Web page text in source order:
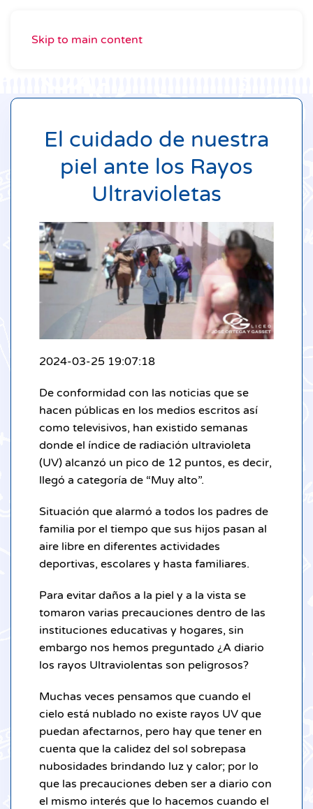
Skip to main content
El cuidado de nuestra
piel ante los Rayos
Ultravioletas
2024-03-25 19:07:18
De conformidad con las noticias que se
hacen públicas en los medios escritos así
como televisivos, han existido semanas
donde el índice de radiación ultravioleta
(UV) alcanzó un pico de 12 puntos, es decir,
llegó a categoría de “Muy alto”.
Situación que alarmó a todos los padres de
familia por el tiempo que sus hijos pasan al
aire libre en diferentes actividades
deportivas, escolares y hasta familiares.
Para evitar daños a la piel y a la vista se
tomaron varias precauciones dentro de las
instituciones educativas y hogares, sin
embargo nos hemos preguntado ¿A diario
los rayos Ultraviolentas son peligrosos?
Muchas veces pensamos que cuando el
cielo está nublado no existe rayos UV que
puedan afectarnos, pero hay que tener en
cuenta que la calidez del sol sobrepasa
nubosidades brindando luz y calor; por lo
que las precauciones deben ser a diario con
el mismo interés que lo hacemos cuando el